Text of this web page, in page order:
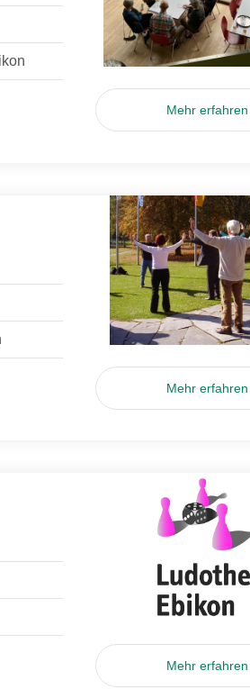
Mehr erfahren
Mehr erfahren
Mehr erfahren